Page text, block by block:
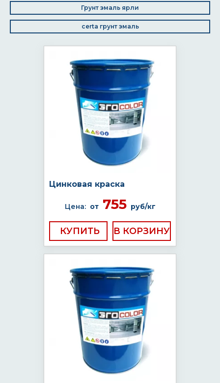
Грунт эмаль ярли
certa грунт эмаль
Цинковая краска
Цена: от755 руб/кг
КУПИТЬ